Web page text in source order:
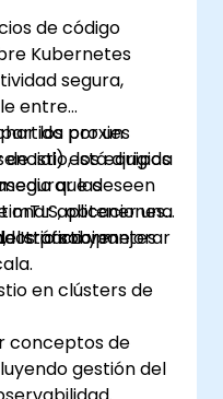
de código
Kubernetes
segura,
entre
los proxies
Istio, los equipos
las
obtener una
tráfico y mejorar
por un
está dirigida
que deseen
aplicaciones
Istio sobre
los participantes
en clústers de
conceptos de
gestión del